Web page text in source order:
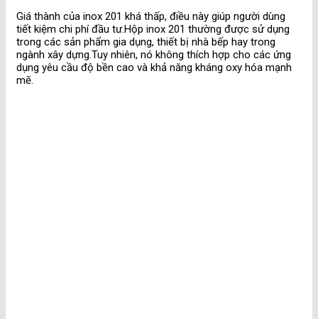
Giá thành của inox 201 khá thấp, điều này giúp người dùng
tiết kiệm chi phí đầu tư.Hộp inox 201 thường được sử dụng
trong các sản phẩm gia dụng, thiết bị nhà bếp hay trong
ngành xây dựng.Tuy nhiên, nó không thích hợp cho các ứng
dụng yêu cầu độ bền cao và khả năng kháng oxy hóa mạnh
mẽ.